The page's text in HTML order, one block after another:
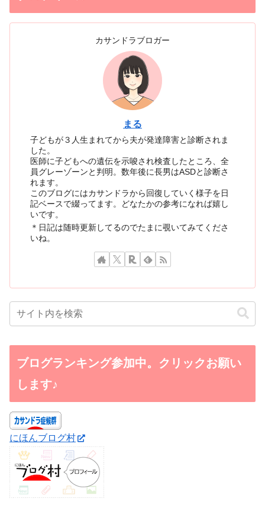
カサンドラブロガー
まる
子どもが３人生まれてから夫が発達障害と診断されま
した。
医師に子どもへの遺伝を示唆され検査したところ、全
員グレーゾーンと判明。数年後に長男はASDと診断さ
れます。
このブログにはカサンドラから回復していく様子を日
記ベースで綴ってます。どなたかの参考になれば嬉し
いです。
＊日記は随時更新してるのでたまに覗いてみてくださ
いね。
ブログランキング参加中。クリックお願い
します♪
にほんブログ村